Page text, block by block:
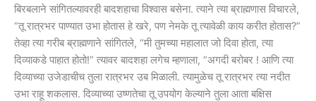
बिरबलाने सांगितल्यावरही बादशहाचा विश्वास बसेना. त्याने त्या ब्राह्मणास विचारले,
“तू रात्रभर पाण्यात उभा होतास हे खरे, पण नेमके तू त्यावेळी काय करीत होतास?”
तेव्हा त्या गरीब ब्राह्मणाने सांगितले, “मी तुमच्या महालात जो दिवा होता, त्या
दिव्याकडे पाहात होतो!” त्यावर बादशहा लगेच म्हणाला, “अगदी बरोबर ! आणि त्या
दिव्याच्या उजेडाचीच तुला रात्रभर उब मिळाली. त्यामुळेच तू रात्रभर त्या नदीत
उभा राहू शकलास. दिव्याच्या उष्णतेचा तू उपयोग केल्याने तुला आता बक्षिस